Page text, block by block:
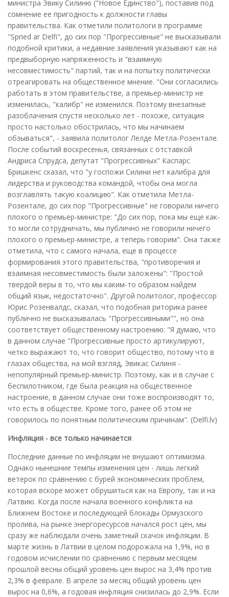
министра Эвику Силиню ("Новое Единство"), поставив под
сомнение ее пригодность к должности главы
правительства. Как отметили политологи в программе
"Spried ar Delfi", до сих пор "Прогрессивные" не высказывали
подобной критики, а недавние заявления указывают как на
предвыборную напряженность и "взаимную
несовместимость" партий, так и на попытку политически
отреагировать на общественное мнение. "Они согласились
работать в этом правительстве, а премьер-министр не
изменилась, "калибр" не изменился. Поэтому внезапные
разоблачения спустя несколько лет - похоже, ситуация
просто настолько обострилась, что мы начинаем
обзываться", - заявила политолог Лелде Метла-Розентале.
После событий воскресенья, связанных с отставкой
Андриса Спрудса, депутат "Прогрессивных" Каспарс
Бришкенс сказал, что "у госпожи Силини нет калибра для
лидерства и руководства командой, чтобы она могла
возглавлять такую коалицию". Как отметила Метла-
Розентале, до сих пор "Прогрессивные" не говорили ничего
плохого о премьер-министре: "До сих пор, пока мы еще как-
то могли сотрудничать, мы публично не говорили ничего
плохого о премьер-министре, а теперь говорим". Она также
отметила, что с самого начала, еще в процессе
формирования этого правительства, "противоречия и
взаимная несовместимость были заложены": "Простой
твердой веры в то, что мы каким-то образом найдем
общий язык, недостаточно". Другой политолог, профессор
Юрис Розенвалдс, сказал, что подобная риторика ранее
публично не высказывалась "Прогрессивными"", но она
соответствует общественному настроению: "Я думаю, что
в данном случае "Прогрессивные просто артикулируют,
четко выражают то, что говорит общество, потому что в
глазах общества, на мой взгляд, Эвикас Силиня -
непопулярный премьер-министр. Поэтому, как и в случае с
беспилотником, где была реакция на общественное
настроение, в данном случае они тоже воспроизводят то,
что есть в обществе. Кроме того, ранее об этом не
говорилось по понятным политическим причинам". (Delfi.lv)
Инфляция - все только начинается
Последние данные по инфляции не внушают оптимизма.
Однако нынешние темпы изменения цен - лишь легкий
ветерок по сравнению с бурей экономических проблем,
которая вскоре может обрушиться как на Европу, так и на
Латвию. Когда после начала военного конфликта на
Ближнем Востоке и последующей блокады Ормузского
пролива, на рынке энергоресурсов начался рост цен, мы
сразу же наблюдали очень заметный скачок инфляции. В
марте жизнь в Латвии в целом подорожала на 1,9%, но в
годовом исчислении по сравнению с первым месяцем
прошлой весны общий уровень цен вырос на 3,4% против
2,3% в феврале. В апреле за месяц общий уровень цен
вырос на 0,6%, а годовая инфляция снизилась до 2,9%. Если